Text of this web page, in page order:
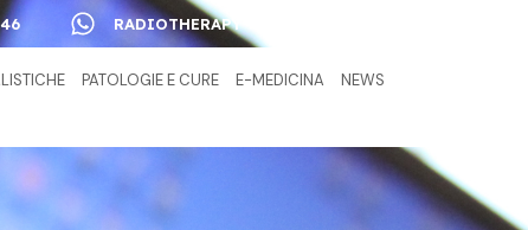
RADIOTHERAPY +39 327 00 78 517
PATOLOGIE E CURE E-MEDICINA
NEWS